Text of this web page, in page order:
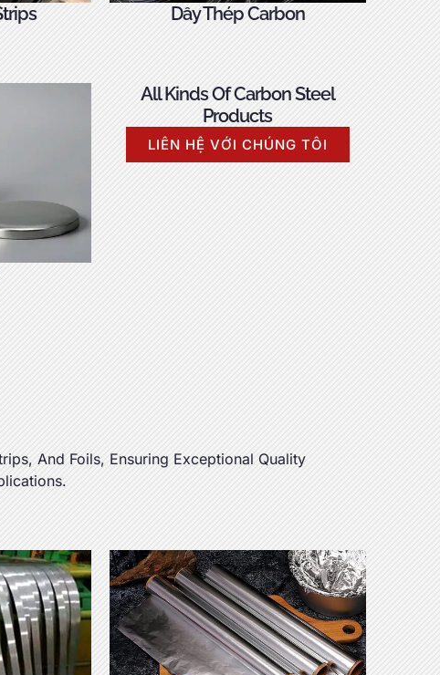
Dây Thép Carbon
All Kinds Of Carbon Steel
Products
LIÊN HỆ VỚI CHÚNG TÔI
, And Foils, Ensuring Exceptional Quality
.